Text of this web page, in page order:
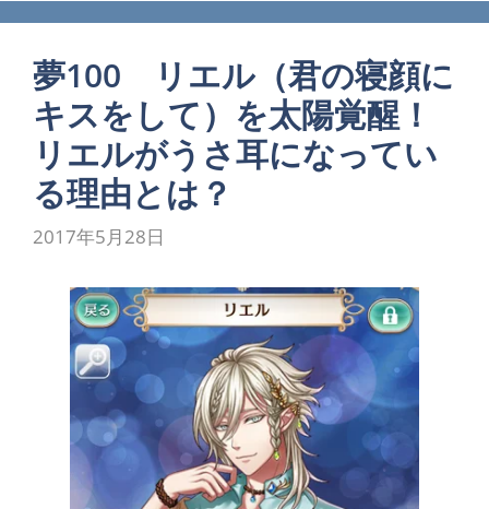
夢100 リエル（君の寝顔に
キスをして）を太陽覚醒！
リエルがうさ耳になってい
る理由とは？
2017年5月28日